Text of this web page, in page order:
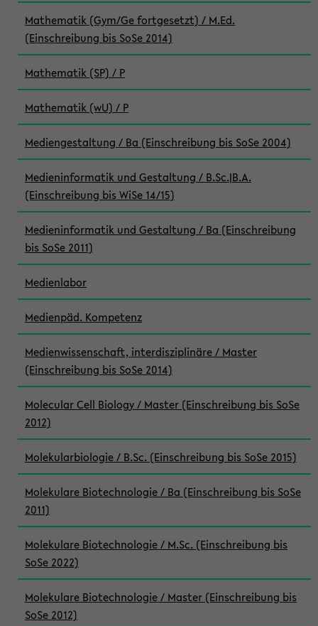
Mathematik (Gym/Ge fortgesetzt) / M.Ed.
(Einschreibung bis SoSe 2014)
Mathematik (SP) / P
Mathematik (wU) / P
Mediengestaltung / Ba (Einschreibung bis SoSe 2004)
Medieninformatik und Gestaltung / B.Sc.|B.A.
(Einschreibung bis WiSe 14/15)
Medieninformatik und Gestaltung / Ba (Einschreibung
bis SoSe 2011)
Medienlabor
Medienpäd. Kompetenz
Medienwissenschaft, interdisziplinäre / Master
(Einschreibung bis SoSe 2014)
Molecular Cell Biology / Master (Einschreibung bis SoSe
2012)
Molekularbiologie / B.Sc. (Einschreibung bis SoSe 2015)
Molekulare Biotechnologie / Ba (Einschreibung bis SoSe
2011)
Molekulare Biotechnologie / M.Sc. (Einschreibung bis
SoSe 2022)
Molekulare Biotechnologie / Master (Einschreibung bis
SoSe 2012)